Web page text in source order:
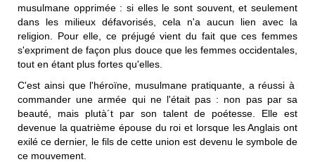
musulmane opprimée : si elles le sont souvent, et seulement
dans les milieux défavorisés, cela n'a aucun lien avec la
religion. Pour elle, ce préjugé vient du fait que ces femmes
s'expriment de façon plus douce que les femmes occidentales,
tout en étant plus fortes qu'elles.
C'est ainsi que l'héroïne, musulmane pratiquante, a réussi à
commander une armée qui ne l'était pas : non pas par sa
beauté, mais plutà´t par son talent de poétesse. Elle est
devenue la quatrième épouse du roi et lorsque les Anglais ont
exilé ce dernier, le fils de cette union est devenu le symbole de
ce mouvement.